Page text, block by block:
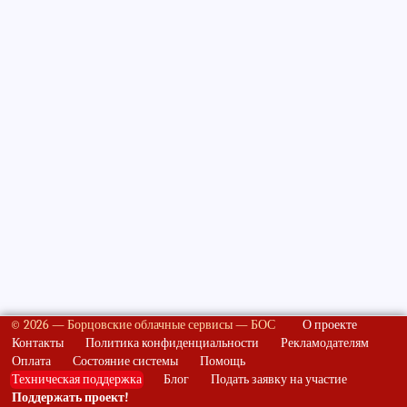
© 2026 — Борцовские облачные сервисы — БОС
О проекте
Контакты
Политика конфиденциальности
Рекламодателям
Оплата
Состояние системы
Помощь
Техническая поддержка
Блог
Подать заявку на участие
Поддержать проект!